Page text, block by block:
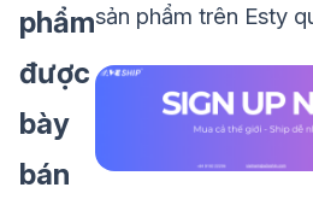
phẩm
được
bày
bán
sản phẩm trên Esty